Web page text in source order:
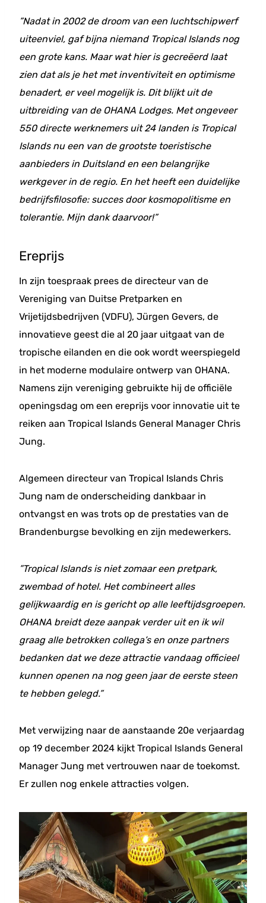
”Nadat in 2002 de droom van een luchtschipwerf
uiteenviel, gaf bijna niemand Tropical Islands nog
een grote kans. Maar wat hier is gecreëerd laat
zien dat als je het met inventiviteit en optimisme
benadert, er veel mogelijk is. Dit blijkt uit de
uitbreiding van de OHANA Lodges. Met ongeveer
550 directe werknemers uit 24 landen is Tropical
Islands nu een van de grootste toeristische
aanbieders in Duitsland en een belangrijke
werkgever in de regio. En het heeft een duidelijke
bedrijfsfilosofie: succes door kosmopolitisme en
tolerantie. Mijn dank daarvoor!”
Ereprijs
In zijn toespraak prees de directeur van de
Vereniging van Duitse Pretparken en
Vrijetijdsbedrijven (VDFU), Jürgen Gevers, de
innovatieve geest die al 20 jaar uitgaat van de
tropische eilanden en die ook wordt weerspiegeld
in het moderne modulaire ontwerp van OHANA.
Namens zijn vereniging gebruikte hij de officiële
openingsdag om een ​​ereprijs voor innovatie uit te
reiken aan Tropical Islands General Manager Chris
Jung.
Algemeen directeur van Tropical Islands Chris
Jung nam de onderscheiding dankbaar in
ontvangst en was trots op de prestaties van de
Brandenburgse bevolking en zijn medewerkers.
”Tropical Islands is niet zomaar een pretpark,
zwembad of hotel. Het combineert alles
gelijkwaardig en is gericht op alle leeftijdsgroepen.
OHANA breidt deze aanpak verder uit en ik wil
graag alle betrokken collega’s en onze partners
bedanken dat we deze attractie vandaag officieel
kunnen openen na nog geen jaar de eerste steen
te hebben gelegd.”
Met verwijzing naar de aanstaande 20e verjaardag
op 19 december 2024 kijkt Tropical Islands General
Manager Jung met vertrouwen naar de toekomst.
Er zullen nog enkele attracties volgen.